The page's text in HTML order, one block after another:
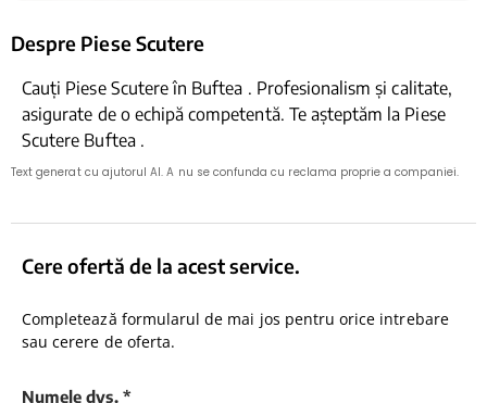
Despre Piese Scutere
Cauți Piese Scutere în Buftea . Profesionalism și calitate,
asigurate de o echipă competentă. Te așteptăm la Piese
Scutere Buftea .
Text generat cu ajutorul AI. A nu se confunda cu reclama proprie a companiei.
Cere ofertă de la acest service.
Completează formularul de mai jos pentru orice intrebare
sau cerere de oferta.
Numele dvs. *